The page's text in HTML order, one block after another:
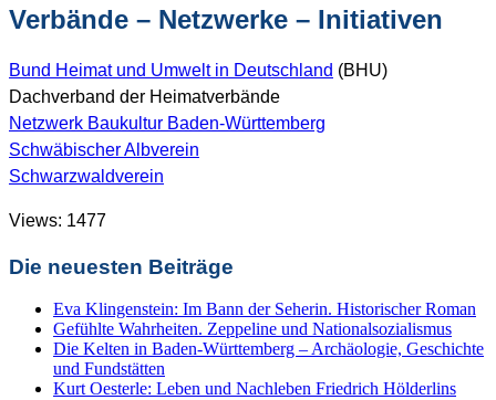
Verbände – Netzwerke – Initiativen
Bund Heimat und Umwelt in Deutschland (BHU)
Dachverband der Heimatverbände
Netzwerk Baukultur Baden-Württemberg
Schwäbischer Albverein
Schwarzwaldverein
Views: 1477
Die neuesten Beiträge
Eva Klingenstein: Im Bann der Seherin. Historischer Roman
Gefühlte Wahrheiten. Zeppeline und Nationalsozialismus
Die Kelten in Baden-Württemberg – Archäologie, Geschichte
und Fundstätten
Kurt Oesterle: Leben und Nachleben Friedrich Hölderlins